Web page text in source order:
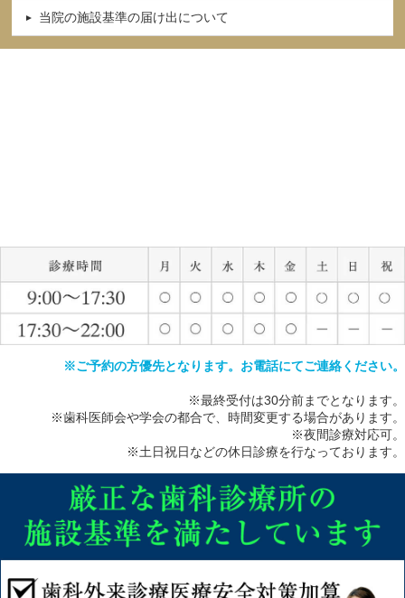
当院の施設基準の届け出について
※ご予約の方優先となります。お電話にてご連絡ください。
※最終受付は30分前までとなります。
※歯科医師会や学会の都合で、時間変更する場合があります。
※夜間診療対応可。
※土日祝日などの休日診療を行なっております。